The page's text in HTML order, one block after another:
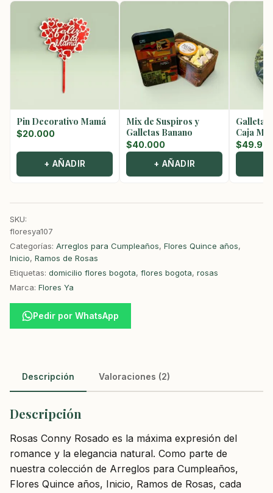
Pin Decorativo Mamá
$20.000
+ AÑADIR
Mix de Suspiros y
Galletas Banano
$40.000
+ AÑADIR
Galletas
Caja
$
SKU:
floresya107
Categorías: Arreglos para Cumpleaños, Flores Quince años,
Inicio, Ramos de Rosas
Etiquetas: domicilio flores bogota, flores bogota, rosas
Marca: Flores Ya
Pedir por WhatsApp
Descripción Valoraciones (2)
Descripción
Rosas Conny Rosado es la máxima expresión del
romance y la elegancia natural. Como parte de
nuestra colección de Arreglos para Cumpleaños,
Flores Quince años, Inicio, Ramos de Rosas, cada